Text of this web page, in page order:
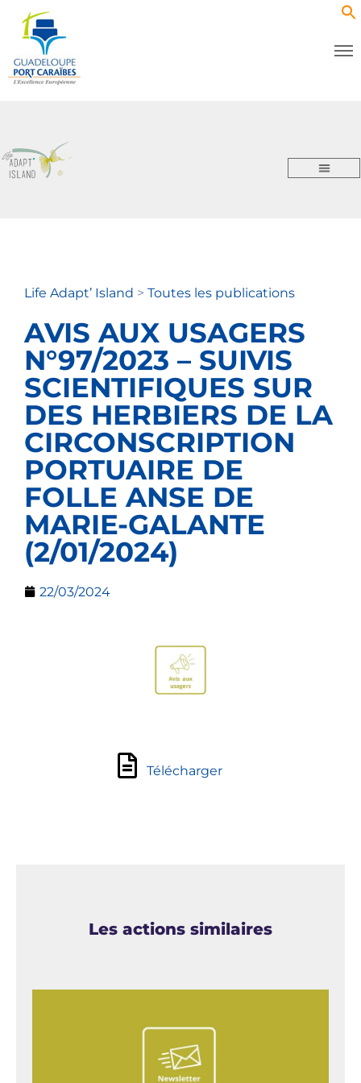
Life Adapt’ Island > Toutes les publications
AVIS AUX USAGERS
N°97/2023 – SUIVIS
SCIENTIFIQUES SUR
DES HERBIERS DE LA
CIRCONSCRIPTION
PORTUAIRE DE
FOLLE ANSE DE
MARIE-GALANTE
(2/01/2024)
22/03/2024
Télécharger
Les actions similaires